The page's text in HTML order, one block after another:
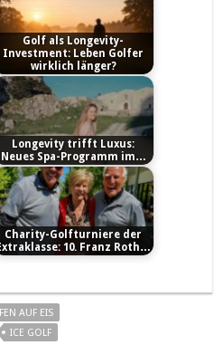
Golf als Longevity-
Investment: Leben Golfer
wirklich länger?
Longevity trifft Luxus:
Neues Spa-Programm im…
Charity-Golfturniere der
10. Franz Roth…
AUF EIS
ICE GOLF